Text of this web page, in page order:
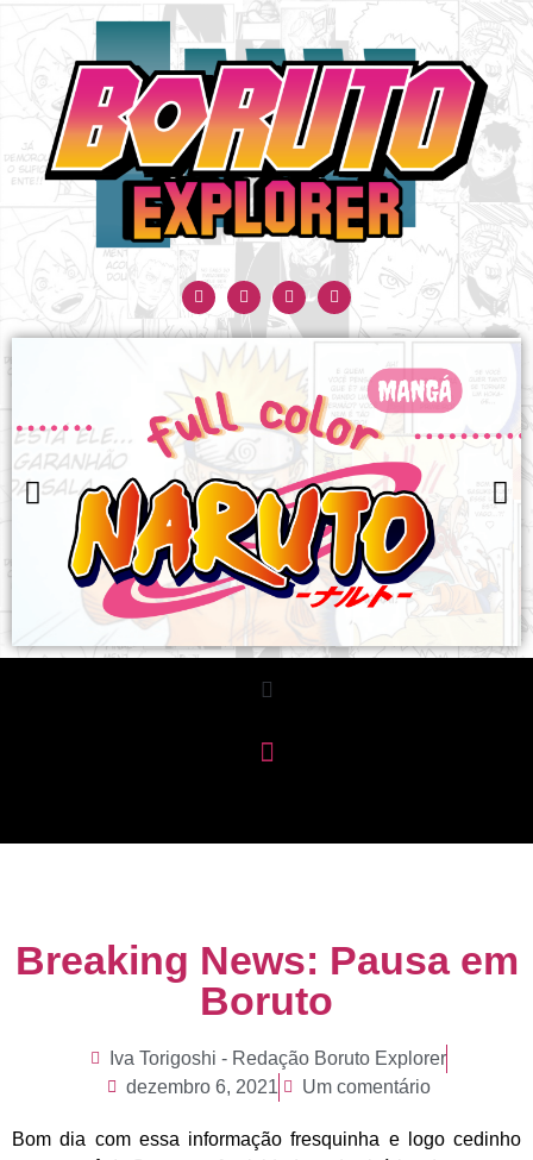
Breaking News: Pausa em
Boruto
Iva Torigoshi - Redação Boruto Explorer
dezembro 6, 2021
Um comentário
Bom dia com essa informação fresquinha e logo cedinho